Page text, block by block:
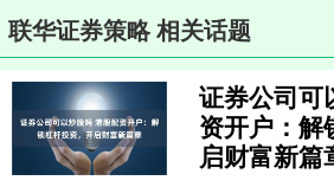
联华证券策略 相关话题
证券公司可
资开户：解
启财富新篇